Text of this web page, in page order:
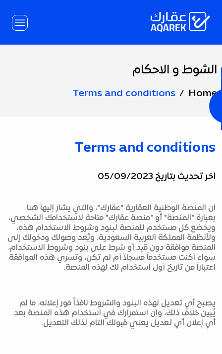
Page
الشوط و الاحكام
Home
Terms and conditions
Terms and conditions
اخر تحديث بتاريخ 05/09/2023
إن المنصة الوطنية العقارية "عقارك"، والتي يشار إليها هنا
بعبارة "المنصة" أو "منصة عقارك" متاحة لاستخدامك الشخصي،
ويخضع كل مستخدم للمنصة لبنود وشروط الاستخدام هذه،
ولأنظمة المملكة العربية السعودية، ويُعد وصولك ودخولك إلى
المنصة موافقة دون قيد أو شرط على بنود وشروط الاستخدام،
سواء أكنت مستخدماً مسجلاً أم لم تكن، وتسري هذه الموافقة
اعتباراً من تاريخ أول استخدام لك لهذه المنصة.
يصبح أي تعديل لهذه البنود والشروط نافذاً فور إعلانه، ما لم
يُبين خلاف ذلك، وإن استمرارك في استخدام هذه المنصة بعد
أي إعلان أي تعديل يعني قبولك التام لذلك التعديل.